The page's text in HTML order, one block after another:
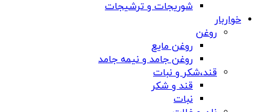
شوریجات و ترشیجات
خواربار
روغن
روغن مایع
روغن جامد و نیمه جامد
قند،شکر و نبات
قند و شکر
نبات